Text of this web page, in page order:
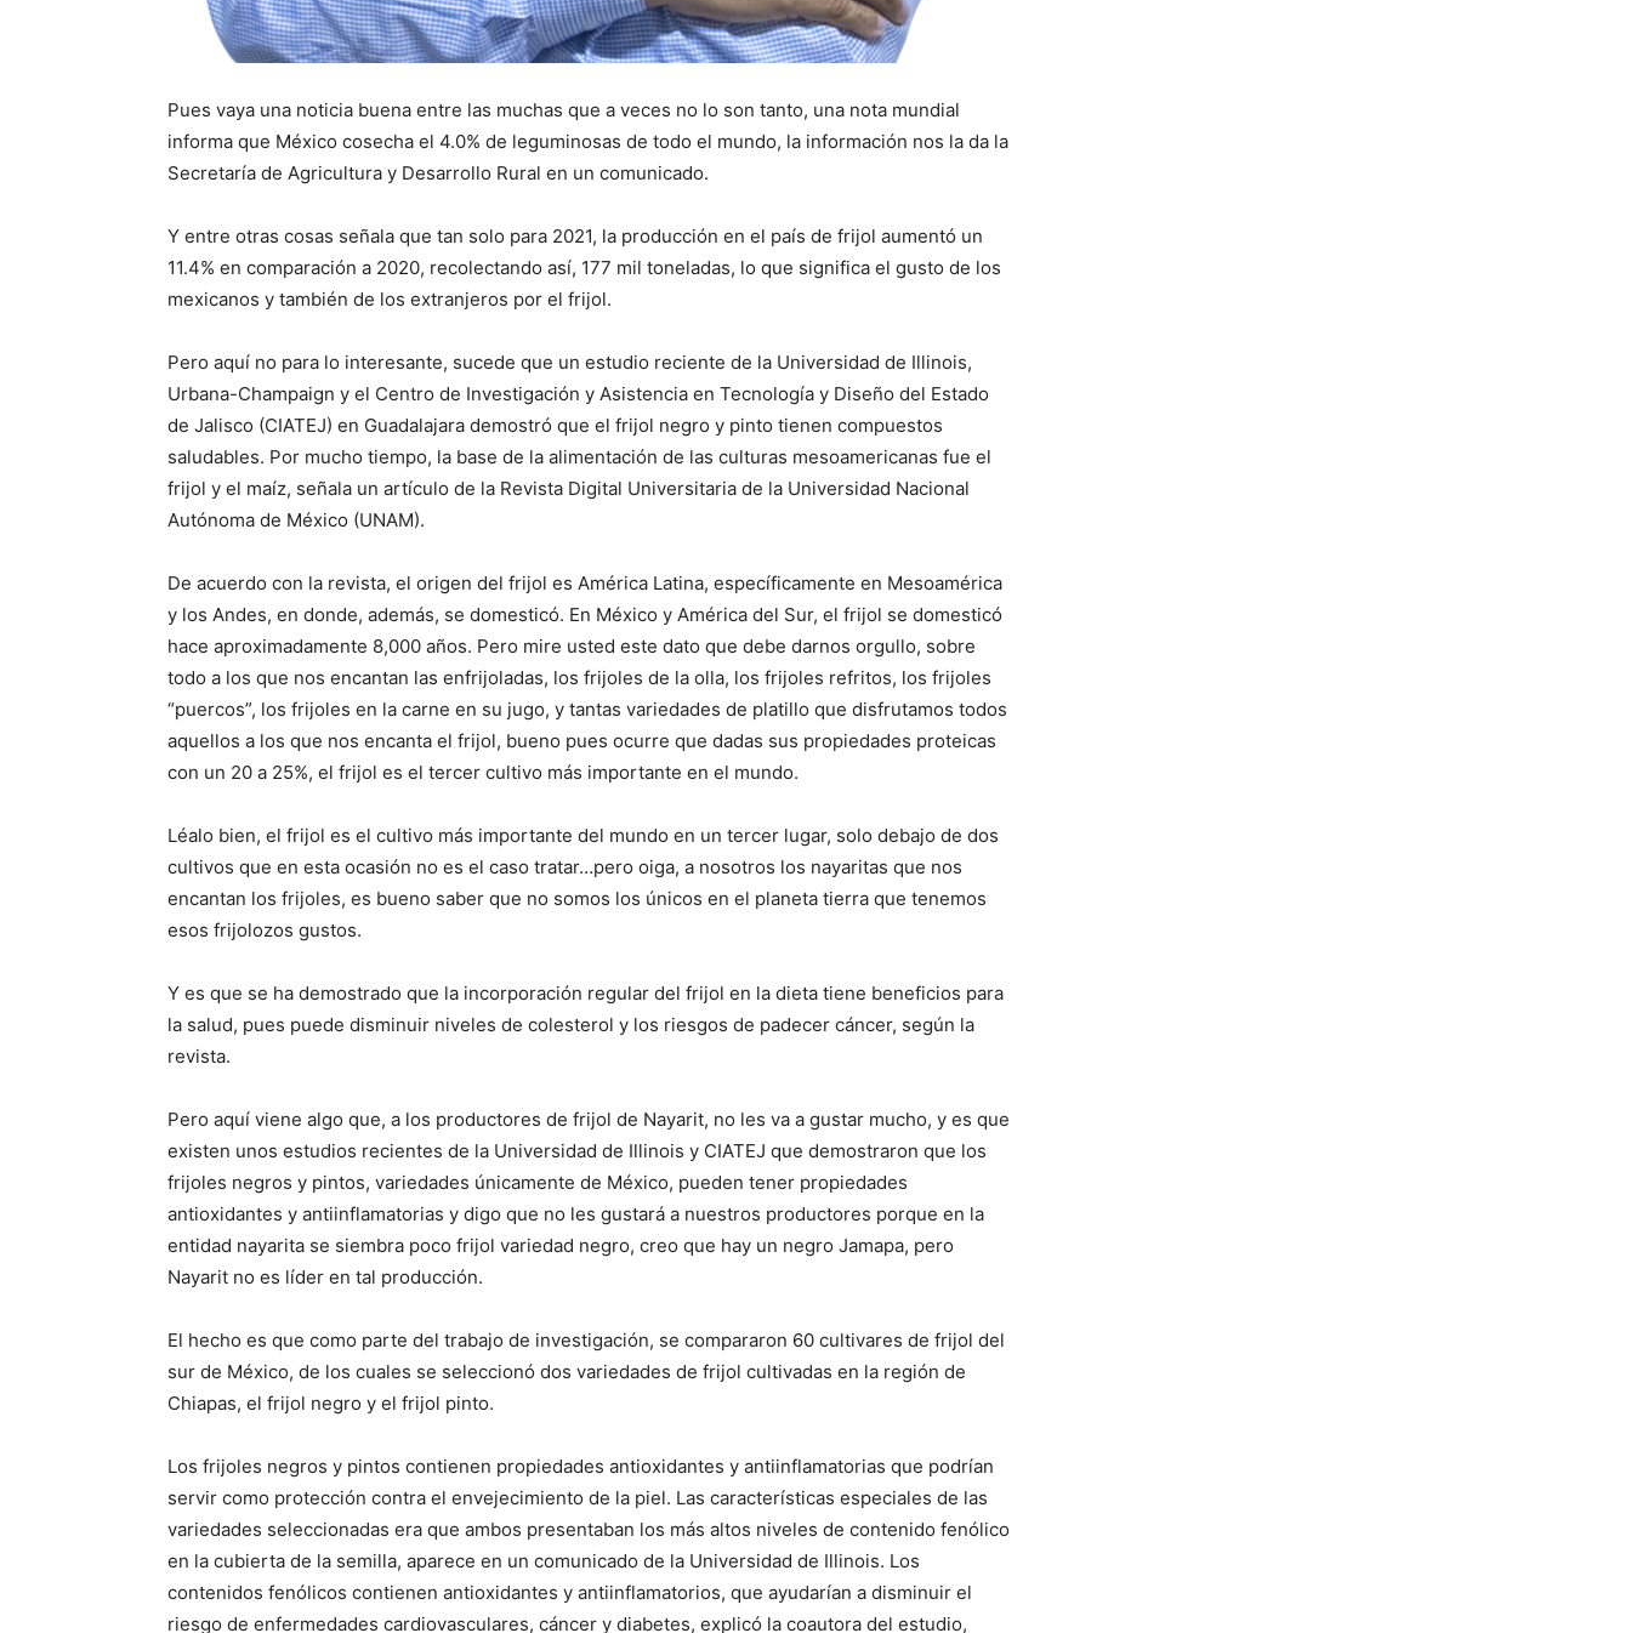
Pues vaya una noticia buena entre las muchas que a veces no lo son tanto, una nota mundial
informa que México cosecha el 4.0% de leguminosas de todo el mundo, la información nos la da la
Secretaría de Agricultura y Desarrollo Rural en un comunicado.
Y entre otras cosas señala que tan solo para 2021, la producción en el país de frijol aumentó un
11.4% en comparación a 2020, recolectando así, 177 mil toneladas, lo que significa el gusto de los
mexicanos y también de los extranjeros por el frijol.
Pero aquí no para lo interesante, sucede que un estudio reciente de la Universidad de Illinois,
Urbana-Champaign y el Centro de Investigación y Asistencia en Tecnología y Diseño del Estado
de Jalisco (CIATEJ) en Guadalajara demostró que el frijol negro y pinto tienen compuestos
saludables. Por mucho tiempo, la base de la alimentación de las culturas mesoamericanas fue el
frijol y el maíz, señala un artículo de la Revista Digital Universitaria de la Universidad Nacional
Autónoma de México (UNAM).
De acuerdo con la revista, el origen del frijol es América Latina, específicamente en Mesoamérica
y los Andes, en donde, además, se domesticó. En México y América del Sur, el frijol se domesticó
hace aproximadamente 8,000 años. Pero mire usted este dato que debe darnos orgullo, sobre
todo a los que nos encantan las enfrijoladas, los frijoles de la olla, los frijoles refritos, los frijoles
“puercos”, los frijoles en la carne en su jugo, y tantas variedades de platillo que disfrutamos todos
aquellos a los que nos encanta el frijol, bueno pues ocurre que dadas sus propiedades proteicas
con un 20 a 25%, el frijol es el tercer cultivo más importante en el mundo.
Léalo bien, el frijol es el cultivo más importante del mundo en un tercer lugar, solo debajo de dos
cultivos que en esta ocasión no es el caso tratar…pero oiga, a nosotros los nayaritas que nos
encantan los frijoles, es bueno saber que no somos los únicos en el planeta tierra que tenemos
esos frijolozos gustos.
Y es que se ha demostrado que la incorporación regular del frijol en la dieta tiene beneficios para
la salud, pues puede disminuir niveles de colesterol y los riesgos de padecer cáncer, según la
revista.
Pero aquí viene algo que, a los productores de frijol de Nayarit, no les va a gustar mucho, y es que
existen unos estudios recientes de la Universidad de Illinois y CIATEJ que demostraron que los
frijoles negros y pintos, variedades únicamente de México, pueden tener propiedades
antioxidantes y antiinflamatorias y digo que no les gustará a nuestros productores porque en la
entidad nayarita se siembra poco frijol variedad negro, creo que hay un negro Jamapa, pero
Nayarit no es líder en tal producción.
El hecho es que como parte del trabajo de investigación, se compararon 60 cultivares de frijol del
sur de México, de los cuales se seleccionó dos variedades de frijol cultivadas en la región de
Chiapas, el frijol negro y el frijol pinto.
Los frijoles negros y pintos contienen propiedades antioxidantes y antiinflamatorias que podrían
servir como protección contra el envejecimiento de la piel. Las características especiales de las
variedades seleccionadas era que ambos presentaban los más altos niveles de contenido fenólico
en la cubierta de la semilla, aparece en un comunicado de la Universidad de Illinois. Los
contenidos fenólicos contienen antioxidantes y antiinflamatorios, que ayudarían a disminuir el
riesgo de enfermedades cardiovasculares, cáncer y diabetes, explicó la coautora del estudio,